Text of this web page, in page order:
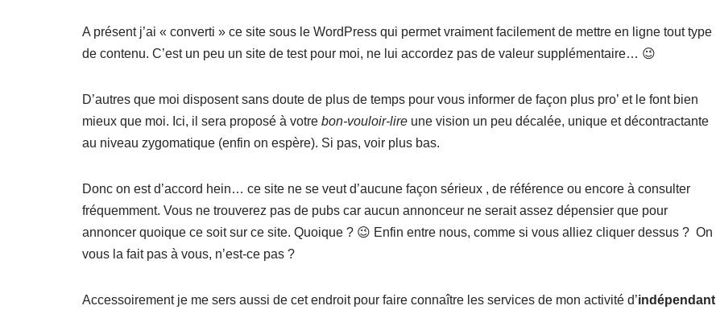
A présent j’ai « converti » ce site sous le WordPress qui permet vraiment facilement de mettre en ligne tout type
de contenu. C’est un peu un site de test pour moi, ne lui accordez pas de valeur supplémentaire… 😉
D’autres que moi disposent sans doute de plus de temps pour vous informer de façon plus pro’ et le font bien
mieux que moi. Ici, il sera proposé à votre bon-vouloir-lire une vision un peu décalée, unique et décontractante
au niveau zygomatique (enfin on espère). Si pas, voir plus bas.
Donc on est d’accord hein… ce site ne se veut d’aucune façon sérieux , de référence ou encore à consulter
fréquemment. Vous ne trouverez pas de pubs car aucun annonceur ne serait assez dépensier que pour
annoncer quoique ce soit sur ce site. Quoique ? 😉 Enfin entre nous, comme si vous alliez cliquer dessus ? On
vous la fait pas à vous, n’est-ce pas ?
Accessoirement je me sers aussi de cet endroit pour faire connaître les services de mon activité d’indépendant